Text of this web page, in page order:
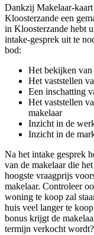
Dankzij Makelaar-
Kloosterzande een
in Kloosterzande hebt
intake-gesprek uit te
bod:
Het bekijken
Het vaststellen
Een inschatting
Het vaststellen
makelaar
Inzicht in de
Inzicht in de
Na het intake gesprek
van de makelaar die
hoogste vraagprijs
makelaar. Controleer
woning te koop zal
huis veel langer te
bonus krijgt de
termijn verkocht wordt?